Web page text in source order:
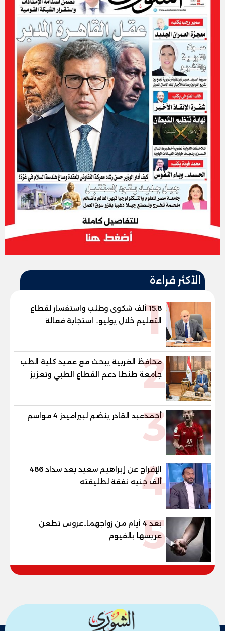
الأكثر قراءة
115.8 ألف شكوى وطلب واستفسار لقطاع
التعليم خلال يوليو.. استجابة فعالة
لشكاوى الطلاب وأولياء الأمور
2
محافظ الغربية يبحث مع عميد كلية الطب
جامعة طنطا دعم القطاع الطبي وتعزيز
الاستفادة من الخبرات الأكاديمية
3
أحمدعبد القادر ينضم لبيراميدز 4 مواسم
4
الإفراج عن إبراهيم سعيد بعد سداد 486
ألف جنيه نفقة لطليقته
5بعد 4 أيام من زواجهما..عروس تطعن
عريسها بالفيوم